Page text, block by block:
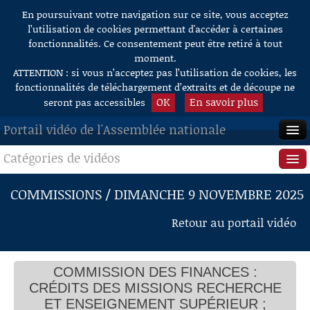
Aller au contenu
En poursuivant votre navigation sur ce site, vous acceptez
l’utilisation de cookies permettant d'accéder à certaines
fonctionnalités. Ce consentement peut être retiré à tout
moment.
ATTENTION : si vous n’acceptez pas l’utilisation de cookies, les
fonctionnalités de téléchargement d’extraits et de découpe ne
seront pas accessibles
OK En savoir plus
Portail vidéo de l'Assemblée nationale
ACCUEIL
EN DIRECT
RECHERCHE
AIDE À LA DÉCOUPE
DE VIDÉOS
Catégories de vidéos
Séance publique
Questions au Gouvernement
Commissions
Présidence
Évènements
COMMISSIONS / DIMANCHE 9 NOVEMBRE 2025
Retour au portail vidéo
COMMISSION DES FINANCES :
CRÉDITS DES MISSIONS RECHERCHE
ET ENSEIGNEMENT SUPÉRIEUR ;